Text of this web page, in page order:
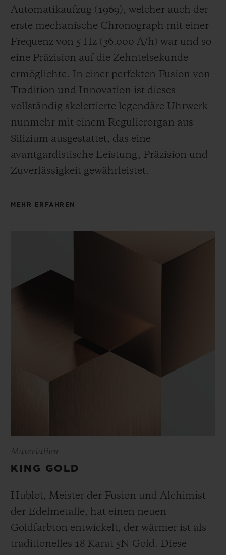
Automatikaufzug (1969), welcher auch der
erste mechanische Chronograph mit einer
Frequenz von 5 Hz (36.000 A/h) war und so
eine Präzision auf die Zehntelsekunde
ermöglichte. In einer perfekten Fusion von
Tradition und Innovation ist dieses
vollständig skelettierte legendäre Uhrwerk
nunmehr mit einem Regulierorgan aus
Silizium ausgestattet, das eine
avantgardistische Leistung, Präzision und
Zuverlässigkeit gewährleistet.
MEHR ERFAHREN
Materialien
KING GOLD
Hublot, Meister der Fusion und Alchimist
der Edelmetalle, hat einen neuen
Goldfarbton entwickelt, der wärmer ist als
traditionelles 18 Karat 5N Gold. Diese